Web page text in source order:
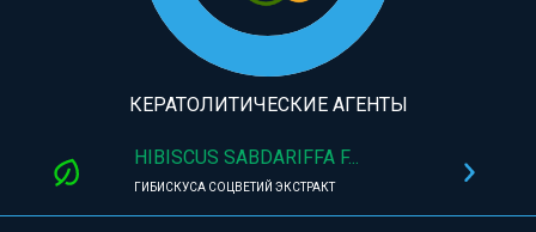
КЕРАТОЛИТИЧЕСКИЕ АГЕНТЫ
HIBISCUS SABDARIFFA F...
ГИБИСКУСА СОЦВЕТИЙ ЭКСТРАКТ